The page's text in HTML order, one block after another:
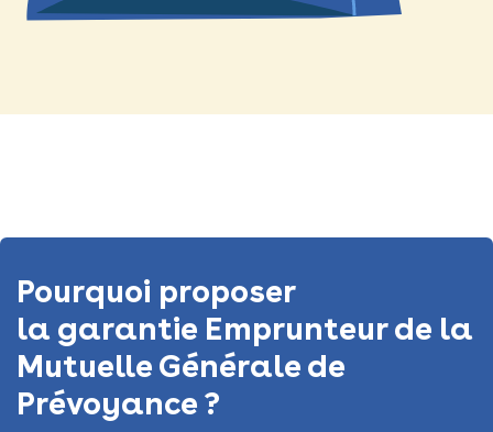
Pourquoi proposer
la garantie Emprunteur de la
Mutuelle Générale de
Prévoyance ?